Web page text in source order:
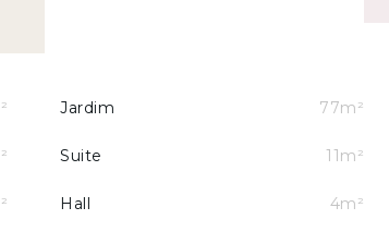
Jardim 77m²
Suite 11m²
Hall 4m²